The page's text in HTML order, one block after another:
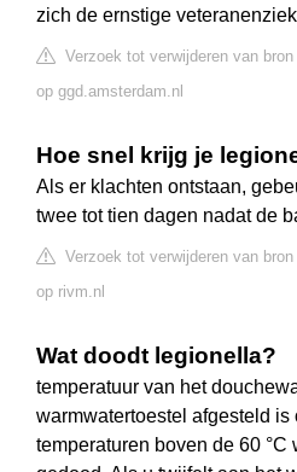
zich de ernstige
Verzoek tot verwijderen van bron
op ggd.amsterdam.nl
Hoe snel krijg je
Als er klachten ontstaan,
twee tot tien dagen nadat de
Verzoek tot verwijderen van bron
op rivm.nl
Wat doodt legionella?
temperatuur van het
warmwatertoestel afgesteld is
temperaturen boven de 60 °C